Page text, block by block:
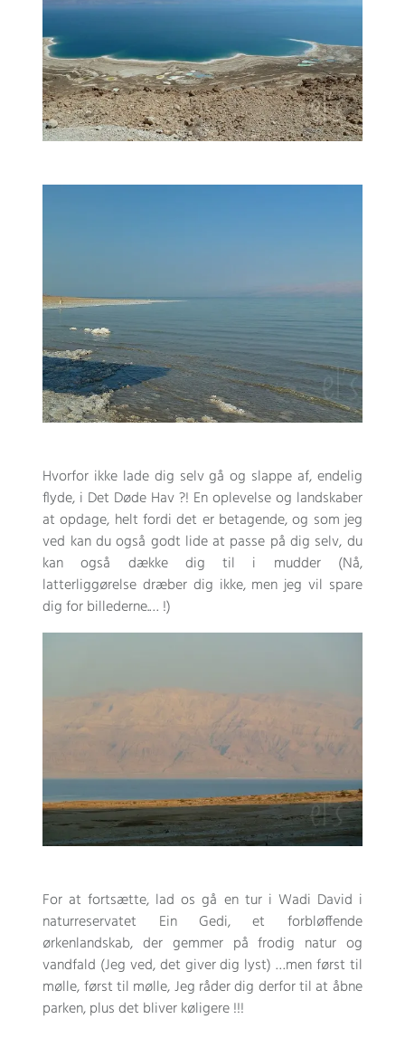
Hvorfor ikke lade dig selv gå og slappe af, endelig
flyde, i Det Døde Hav ?! En oplevelse og landskaber
at opdage, helt fordi det er betagende, og som jeg
ved kan du også godt lide at passe på dig selv, du
kan også dække dig til i mudder (Nå,
latterliggørelse dræber dig ikke, men jeg vil spare
dig for billederne.… !)
For at fortsætte, lad os gå en tur i Wadi David i
naturreservatet Ein Gedi, et forbløffende
ørkenlandskab, der gemmer på frodig natur og
vandfald (Jeg ved, det giver dig lyst) …men først til
mølle, først til mølle, Jeg råder dig derfor til at åbne
parken, plus det bliver køligere !!!